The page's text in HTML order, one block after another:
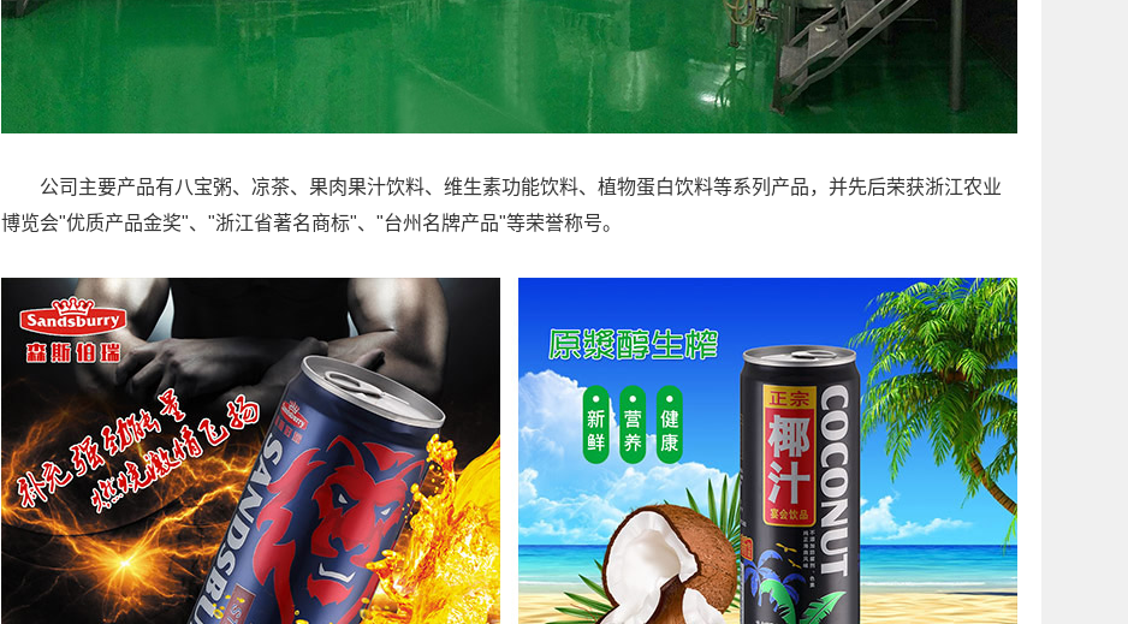
公司主要产品有八宝粥、凉茶、果肉果汁饮料、维生素功能饮料、植物蛋白饮料等系列产品，并先后荣获浙江农业
博览会"优质产品金奖"、"浙江省著名商标"、"台州名牌产品"等荣誉称号。